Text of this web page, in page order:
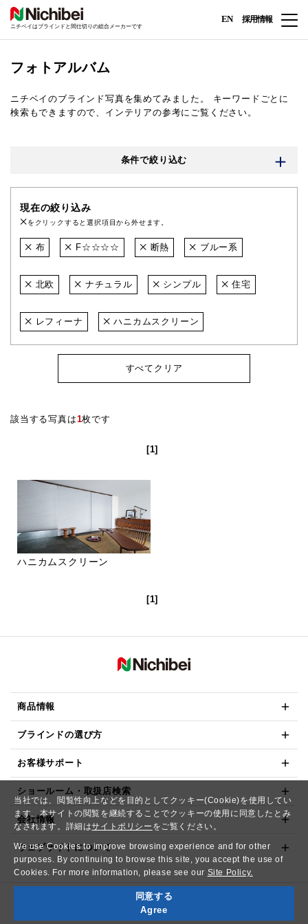
当社では、閲覧性向上などを目的としてクッキー(Cookie)を使用してい
ます。本サイトの閲覧を継続することでクッキーの使用に同意したとみ
なされます。詳細はサイトポリシー をご覧ください。
We use Cookies to improve browsing experience and for other
purposes. By continuing to browse this site, you accept the use of
Cookies. For more information, please see our Site Policy.
同意する
Agree
ニチベイはブラインドと間仕切りの総合メーカーです
EN 採用情報
フォトアルバム
ニチベイのブラインド写真を集めてみました。
キーワードごとに
検索もできますので、インテリアの参考にご覧ください。
条件で絞り込む
現在の絞り込み
をクリックすると選択項目から外せます。
布 F☆☆☆☆ 断熱 ブルー系
北欧 ナチュラル シンプル 住宅
レフィーナ ハニカムスクリーン
すべてクリア
該当する写真は1枚です
[1]
ハニカムスクリーン
[1]
商品情報
ブラインドの選び方
お客様サポート
ショールーム・取扱店検索
会社情報
ウェブサイトについて
Copyright© NICHIBEI CO.,LTD. All Rights Reserved.